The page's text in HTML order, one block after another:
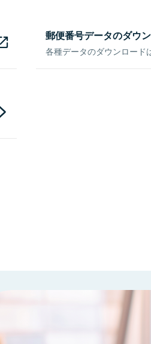
郵便番号データのダウ
各種データのダウンロード